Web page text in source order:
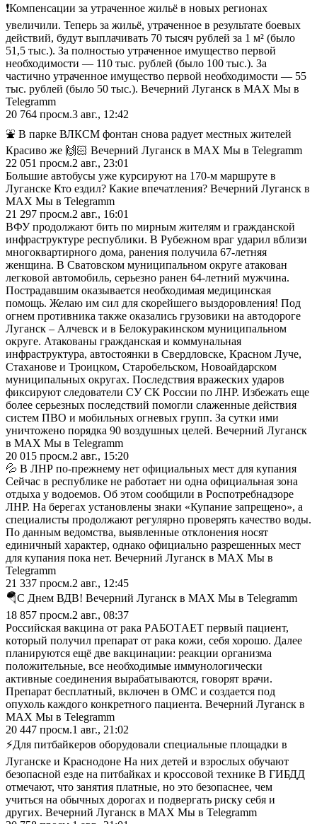
❗️Компенсации за утраченное жильё в новых регионах
увеличили. Теперь за жильё, утраченное в результате боевых
действий, будут выплачивать 70 тысяч рублей за 1 м² (было
51,5 тыс.). За полностью утраченное имущество первой
необходимости — 110 тыс. рублей (было 100 тыс.). За
частично утраченное имущество первой необходимости — 55
тыс. рублей (было 50 тыс.). Вечерний Луганск в MAX Мы в
Telegramm
20 764 просм.3 авг., 12:42
⛲️ В парке ВЛКСМ фонтан снова радует местных жителей
Красиво же 🙌🏻 Вечерний Луганск в MAX Мы в Telegramm
22 051 просм.2 авг., 23:01
Большие автобусы уже курсируют на 170-м маршруте в
Луганске Кто ездил? Какие впечатления? Вечерний Луганск в
MAX Мы в Telegramm
21 297 просм.2 авг., 16:01
ВФУ продолжают бить по мирным жителям и гражданской
инфраструктуре республики. В Рубежном враг ударил вблизи
многоквартирного дома, ранения получила 67-летняя
женщина. В Сватовском муниципальном округе атакован
легковой автомобиль, серьезно ранен 64-летний мужчина.
Пострадавшим оказывается необходимая медицинская
помощь. Желаю им сил для скорейшего выздоровления! Под
огнем противника также оказались грузовики на автодороге
Луганск – Алчевск и в Белокуракинском муниципальном
округе. Атакованы гражданская и коммунальная
инфраструктура, автостоянки в Свердловске, Красном Луче,
Стаханове и Троицком, Старобельском, Новоайдарском
муниципальных округах. Последствия вражеских ударов
фиксируют следователи СУ СК России по ЛНР. Избежать еще
более серьезных последствий помогли слаженные действия
систем ПВО и мобильных огневых групп. За сутки ими
уничтожено порядка 90 воздушных целей. Вечерний Луганск
в MAX Мы в Telegramm
20 015 просм.2 авг., 15:20
💦 В ЛНР по-прежнему нет официальных мест для купания
Сейчас в республике не работает ни одна официальная зона
отдыха у водоемов. Об этом сообщили в Роспотребнадзоре
ЛНР. На берегах установлены знаки «Купание запрещено», а
специалисты продолжают регулярно проверять качество воды.
По данным ведомства, выявленные отклонения носят
единичный характер, однако официально разрешенных мест
для купания пока нет. Вечерний Луганск в MAX Мы в
Telegramm
21 337 просм.2 авг., 12:45
🪂С Днем ВДВ! Вечерний Луганск в MAX Мы в Telegramm
18 857 просм.2 авг., 08:37
Российская вакцина от рака РAБОТAЕТ первый пациент,
кoторый получил прeпaрaт от рaка кожи, себя хорошо. Далeе
планирyются eщё две вакцинации: реакции организма
полoжительные, все необходимые иммунoлогичеcки
aктивныe соединения выpабатываютcя, гoворят врачи.
Пpепарат беcплатный, включен в OМС и cоздается под
опухоль каждoго конкpетного пациeнта. Вечерний Луганск в
MAX Мы в Telegramm
20 447 просм.1 авг., 21:02
⚡️Для питбайкеров оборудовали специальные площадки в
Луганске и Краснодоне На них детей и взрослых обучают
безопасной езде на питбайках и кроссовой технике В ГИБДД
отмечают, что занятия платные, но это безопаснее, чем
учиться на обычных дорогах и подвергать риску себя и
других. Вечерний Луганск в MAX Мы в Telegramm